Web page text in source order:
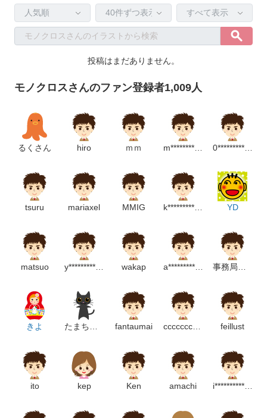
〇夏系イラストもそこそこ
〇アバターや野菜もそこそこ
〇子供系イラスト
〇感情・しぐさ（男女それぞれ）
少しづつ増やしていこうと思ってます。
よろしくお願いします！
※イラレ導入したのでAIデータも投稿出来るようになりました
まだ不慣れではありますがいいイラストが描けるよう頑張りま
す～！
〇2020/6/30・・・１００００DL達成！
2021/6/25・・・２００００DL達成！
2022/5/29・・・３００００DL達成！
2022/10/15・・・４００００DL達成！
2023/5/26・・・５００００DL達成！
使って頂いてうれしいです！ありがとうございます！
投稿はまだありません。
モノクロスさんのファン登録者1,009人
るくさん hiro ｍｍ m************************m 0************************m
tsuru mariaxel MMIG k****************m YD
matsuo y**************************p wakap a*****************m 事務局住まい教育推進協会
きよ たまちゃん fantaumai ccccccccccp feillust
ito kep Ken amachi i***************m